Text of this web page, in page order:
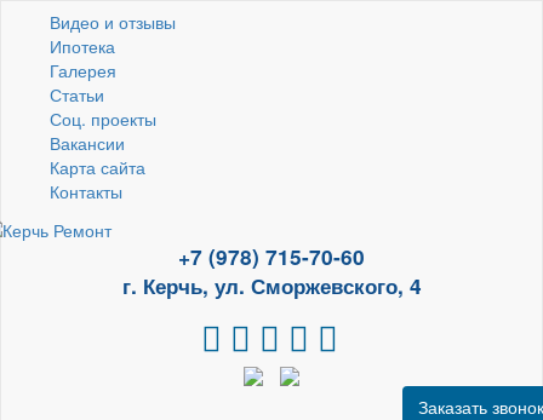
Видео и отзывы
Ипотека
Галерея
Статьи
Соц. проекты
Вакансии
Карта сайта
Контакты
+7 (978) 715-70-60
г. Керчь, ул. Сморжевского, 4
Заказать звонок